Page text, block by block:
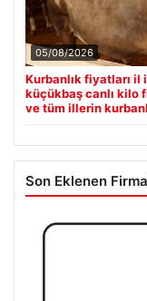
05/08/2026
Kurbanlık fiyatları il
küçükbaş canlı kilo
ve tüm illerin
Son Eklenen